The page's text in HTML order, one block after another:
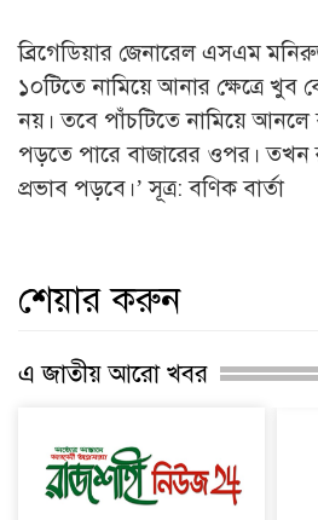
ব্রিগেডিয়ার জেনারেল এসএম
১০টিতে নামিয়ে আনার ক্ষেত্রে খুব
নয়। তবে পাঁচটিতে নামিয়ে আনলে
পড়তে পারে বাজারের ওপর। তখন
প্রভাব পড়বে।’ সূত্র: বণিক বার্তা
শেয়ার করুন
এ জাতীয় আরো খবর